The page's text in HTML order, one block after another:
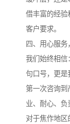
借丰富的经验
客户要求。
四、用心服
我们始终相信
句口号，更是
第一次咨询
业、耐心、负
对于焦作地区